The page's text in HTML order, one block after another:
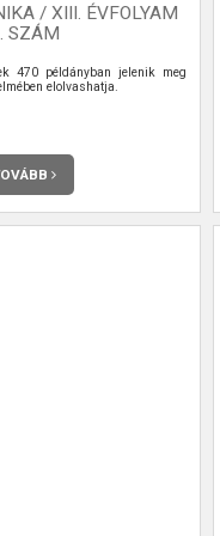
/ XIII. ÉVFOLYAM
SZÁM
470 példányban jelenik meg
elolvashatja.